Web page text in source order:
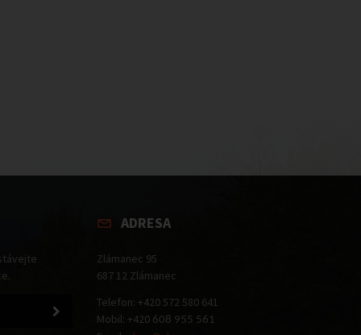
ADRESA
Zlámanec 95
687 12 Zlámanec
Telefon: +420 572 580 641
Mobil: +420 608 955 561